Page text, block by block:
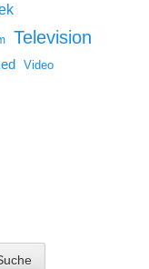
Television
Video